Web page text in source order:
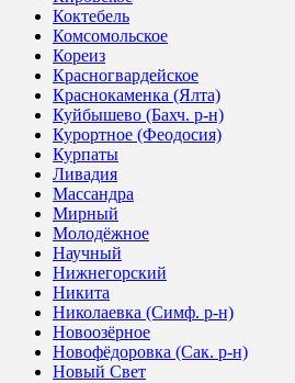
Коктебель
Комсомольское
Кореиз
Красногвардейское
Краснокаменка (Ялта)
Куйбышево (Бахч. р-н)
Курортное (Феодосия)
Курпаты
Ливадия
Массандра
Мирный
Молодёжное
Научный
Нижнегорский
Никита
Николаевка (Симф. р-н)
Новоозёрное
Новофёдоровка (Сак. р-н)
Новый Свет